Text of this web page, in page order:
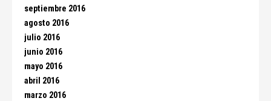
septiembre 2016
agosto 2016
julio 2016
junio 2016
mayo 2016
abril 2016
marzo 2016